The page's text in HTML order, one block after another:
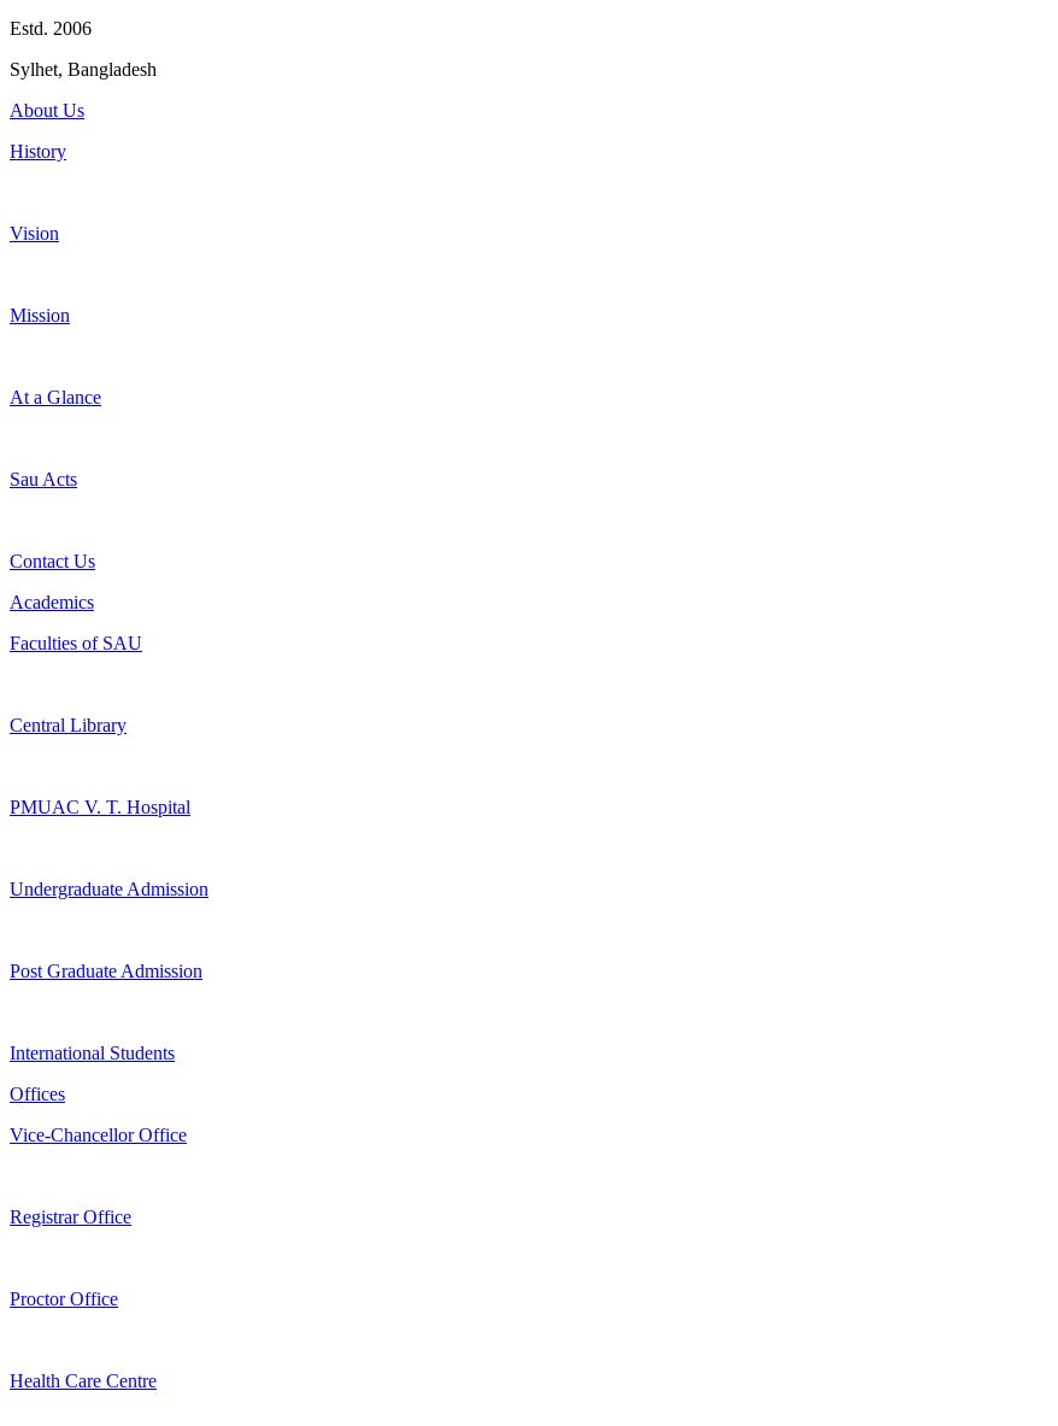
Estd. 2006
Sylhet, Bangladesh
About Us
History
Vision
Mission
At a Glance
Sau Acts
Contact Us
Academics
Faculties of SAU
Central Library
PMUAC V. T. Hospital
Undergraduate Admission
Post Graduate Admission
International Students
Offices
Vice-Chancellor Office
Registrar Office
Proctor Office
Health Care Centre